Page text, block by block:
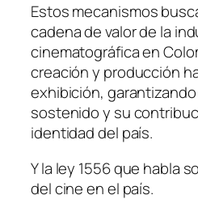
Estos mecanismos
cadena de valor de la
cinematográfica en
creación y producción
exhibición,
sostenido y su
identidad del país.
Y la ley 1556 que habla
del cine en el país.